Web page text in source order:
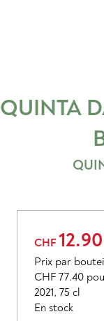
QUINTA
CHF 12.90
Prix par
CHF 77.40
2021, 75 cl
En stock